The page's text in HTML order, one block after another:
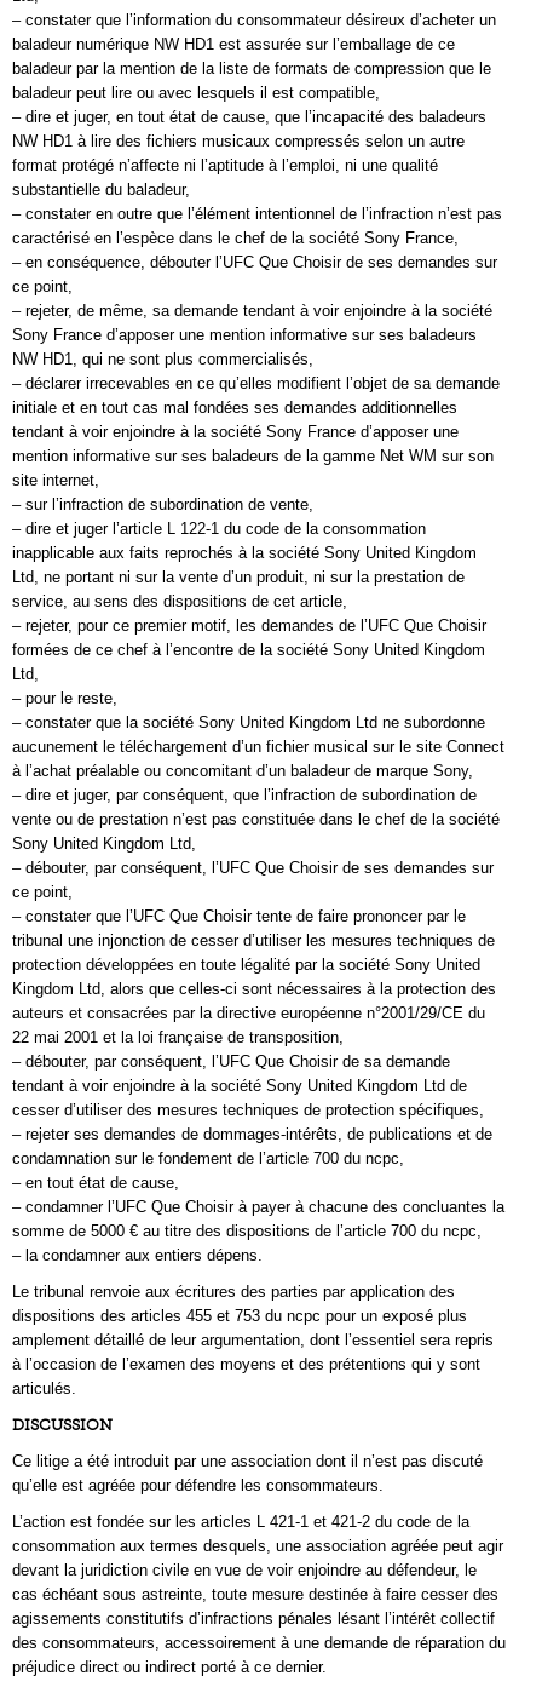
– constater que l’information du consommateur désireux d’acheter un
baladeur numérique NW HD1 est assurée sur l’emballage de ce
baladeur par la mention de la liste de formats de compression que le
baladeur peut lire ou avec lesquels il est compatible,
– dire et juger, en tout état de cause, que l’incapacité des baladeurs
NW HD1 à lire des fichiers musicaux compressés selon un autre
format protégé n’affecte ni l’aptitude à l’emploi, ni une qualité
substantielle du baladeur,
– constater en outre que l’élément intentionnel de l’infraction n’est pas
caractérisé en l’espèce dans le chef de la société Sony France,
– en conséquence, débouter l’UFC Que Choisir de ses demandes sur
ce point,
– rejeter, de même, sa demande tendant à voir enjoindre à la société
Sony France d’apposer une mention informative sur ses baladeurs
NW HD1, qui ne sont plus commercialisés,
– déclarer irrecevables en ce qu’elles modifient l’objet de sa demande
initiale et en tout cas mal fondées ses demandes additionnelles
tendant à voir enjoindre à la société Sony France d’apposer une
mention informative sur ses baladeurs de la gamme Net WM sur son
site internet,
– sur l’infraction de subordination de vente,
– dire et juger l’article L 122-1 du code de la consommation
inapplicable aux faits reprochés à la société Sony United Kingdom
Ltd, ne portant ni sur la vente d’un produit, ni sur la prestation de
service, au sens des dispositions de cet article,
– rejeter, pour ce premier motif, les demandes de l’UFC Que Choisir
formées de ce chef à l’encontre de la société Sony United Kingdom
Ltd,
– pour le reste,
– constater que la société Sony United Kingdom Ltd ne subordonne
aucunement le téléchargement d’un fichier musical sur le site Connect
à l’achat préalable ou concomitant d’un baladeur de marque Sony,
– dire et juger, par conséquent, que l’infraction de subordination de
vente ou de prestation n’est pas constituée dans le chef de la société
Sony United Kingdom Ltd,
– débouter, par conséquent, l’UFC Que Choisir de ses demandes sur
ce point,
– constater que l’UFC Que Choisir tente de faire prononcer par le
tribunal une injonction de cesser d’utiliser les mesures techniques de
protection développées en toute légalité par la société Sony United
Kingdom Ltd, alors que celles-ci sont nécessaires à la protection des
auteurs et consacrées par la directive européenne n°2001/29/CE du
22 mai 2001 et la loi française de transposition,
– débouter, par conséquent, l’UFC Que Choisir de sa demande
tendant à voir enjoindre à la société Sony United Kingdom Ltd de
cesser d’utiliser des mesures techniques de protection spécifiques,
– rejeter ses demandes de dommages-intérêts, de publications et de
condamnation sur le fondement de l’article 700 du ncpc,
– en tout état de cause,
– condamner l’UFC Que Choisir à payer à chacune des concluantes la
somme de 5000 € au titre des dispositions de l’article 700 du ncpc,
– la condamner aux entiers dépens.
Le tribunal renvoie aux écritures des parties par application des
dispositions des articles 455 et 753 du ncpc pour un exposé plus
amplement détaillé de leur argumentation, dont l’essentiel sera repris
à l’occasion de l’examen des moyens et des prétentions qui y sont
articulés.
DISCUSSION
Ce litige a été introduit par une association dont il n’est pas discuté
qu’elle est agréée pour défendre les consommateurs.
L’action est fondée sur les articles L 421-1 et 421-2 du code de la
consommation aux termes desquels, une association agréée peut agir
devant la juridiction civile en vue de voir enjoindre au défendeur, le
cas échéant sous astreinte, toute mesure destinée à faire cesser des
agissements constitutifs d’infractions pénales lésant l’intérêt collectif
des consommateurs, accessoirement à une demande de réparation du
préjudice direct ou indirect porté à ce dernier.